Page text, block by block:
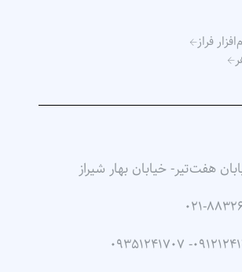
فراز
هفت‌تیر- خیابان بهار شیراز